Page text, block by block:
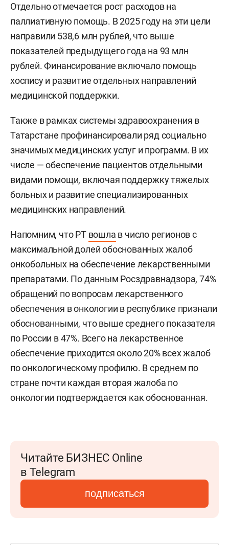
Отдельно отмечается рост расходов на
паллиативную помощь. В 2025 году на эти цели
направили 538,6 млн рублей, что выше
показателей предыдущего года на 93 млн
рублей. Финансирование включало помощь
хоспису и развитие отдельных направлений
медицинской поддержки.
Также в рамках системы здравоохранения в
Татарстане профинансировали ряд социально
значимых медицинских услуг и программ. В их
числе — обеспечение пациентов отдельными
видами помощи, включая поддержку тяжелых
больных и развитие специализированных
медицинских направлений.
Напомним, что РТ вошла в число регионов с
максимальной долей обоснованных жалоб
онкобольных на обеспечение лекарственными
препаратами. По данным Росздравнадзора, 74%
обращений по вопросам лекарственного
обеспечения в онкологии в республике признали
обоснованными, что выше среднего показателя
по России в 47%. Всего на лекарственное
обеспечение приходится около 20% всех жалоб
по онкологическому профилю. В среднем по
стране почти каждая вторая жалоба по
онкологии подтверждается как обоснованная.
Читайте БИЗНЕС Online
в Telegram
подписаться